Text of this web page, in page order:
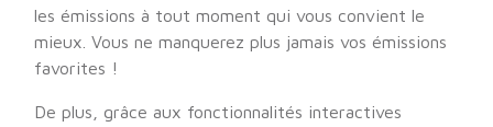
les émissions à tout moment qui vous convient le
mieux. Vous ne manquerez plus jamais vos émissions
favorites !
De plus, grâce aux fonctionnalités interactives